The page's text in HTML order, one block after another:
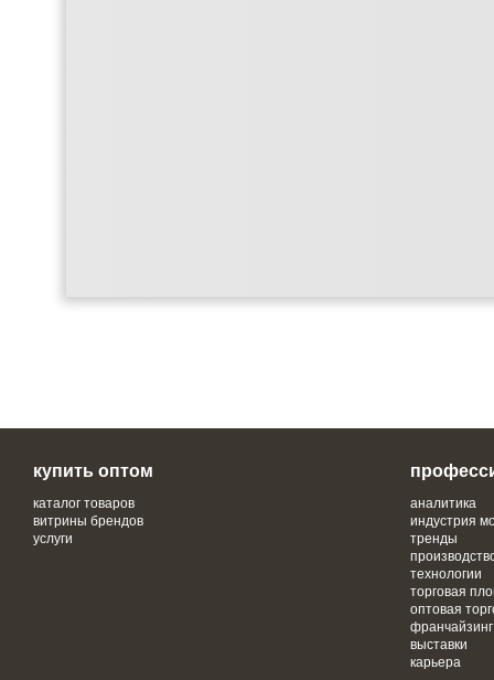
купить оптом
каталог товаров
витрины брендов
услуги
аналитика
индустрия
тренды
технологии
торговая
оптовая
франчайзинг
выставки
карьера